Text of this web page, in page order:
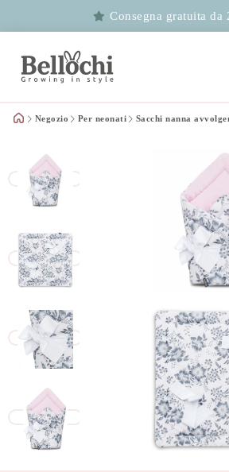
Consegna gratuita da
Negozio Per neonati Sacchi nanna